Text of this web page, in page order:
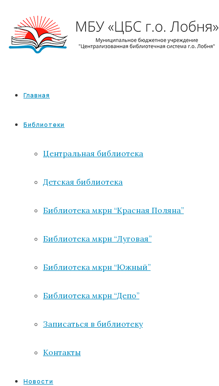
Главная
Библиотеки
Центральная библиотека
Детская библиотека
Библиотека мкрн “Красная Поляна”
Библиотека мкрн “Луговая”
Библиотека мкрн “Южный”
Библиотека мкрн “Депо”
Записаться в библиотеку
Контакты
Новости